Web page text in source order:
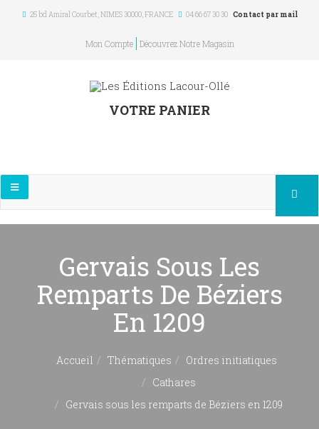
25 bd Amiral Courbet, NIMES 30000,FRANCE 04 66 67 30 30 Contact par mail
Mon Compte Découvrez Notre Magasin
VOTRE PANIER
Gervais Sous Les
Remparts De Béziers
En 1209
Accueil Thématiques
Ordres initiatiques
Cathares
Gervais sous les remparts de Béziers en 1209